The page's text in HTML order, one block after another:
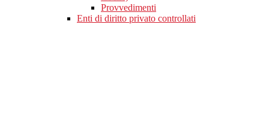
Provvedimenti
Enti di diritto privato controllati